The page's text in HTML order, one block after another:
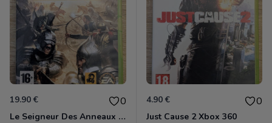
19.90 € 0
Le Seigneur Des Anneaux - L'âge Des Conquêtes Xbox 360
4.90 € 0
Just Cause 2 Xbox 360